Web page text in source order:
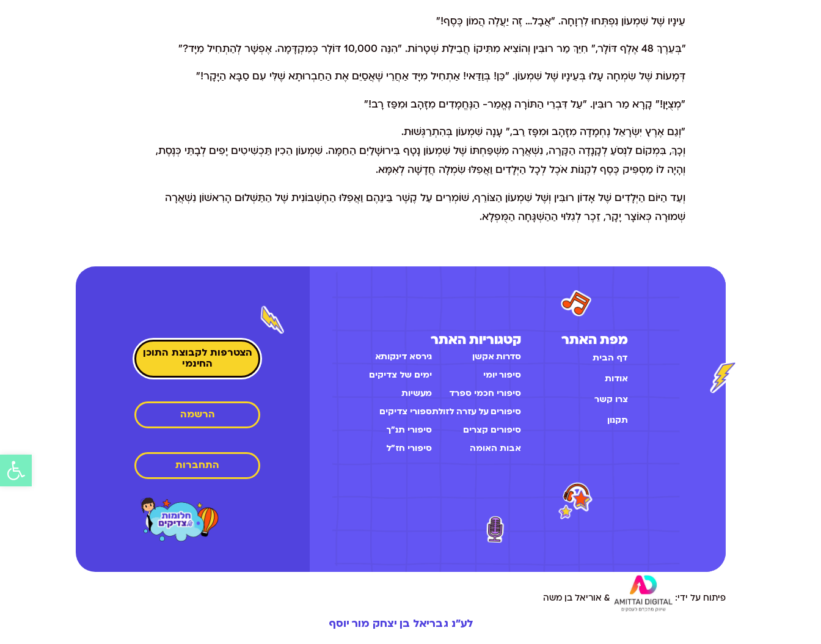
עֵינָיו שֶׁל שִׁמְעוֹן נִפְתְּחוּ לִרְוָחָה. "אֲבָל… זֶה יַעֲלֶה הֲמוֹן כֶּסֶף!"
"בְּעֵרֶךְ 48 אֶלֶף דּוֹלָר," חִיֵּךְ מַר רוּבִּין וְהוֹצִיא מִתִּיקוֹ חֲבִילַת שְׁטָרוֹת. "הִנֵּה 10,000 דּוֹלָר כְּמִקְדָּמָה. אֶפְשָׁר לְהַתְחִיל מִיָּד?"
דְּמָעוֹת שֶׁל שִׂמְחָה עָלוּ בְּעֵינָיו שֶׁל שִׁמְעוֹן. "כֵּן! בְּוַדַּאי! אַתְחִיל מִיָּד אַחֲרֵי שֶׁאֲסַיֵּם אֶת הַחַבְרוּתָא שֶׁלִּי עִם סַבָּא הַיָּקָר!"
"מְצֻיָּן!" קָרָא מַר רוּבִּין. "עַל דִּבְרֵי הַתּוֹרָה נֶאֱמַר- הַנֶּחֱמָדִים מִזָּהָב וּמִפַּז רָב!"
"וְגַם אֶרֶץ יִשְׂרָאֵל נֶחְמָדָה מִזָּהָב וּמִפָּז רַב," עָנָה שִׁמְעוֹן בְּהִתְרַגְּשׁוּת.
וְכָךְ, בִּמְקוֹם לִנְסֹעַ לְקָנָדָה הַקָּרָה, נִשְׁאֲרָה מִשְׁפַּחְתּוֹ שֶׁל שִׁמְעוֹן נָטָף בִּירוּשָׁלַיִם הַחַמָּה. שִׁמְעוֹן הֵכִין תַּכְשִׁיטִים יָפִים לְבָתֵּי כְּנֶסֶת,
וְהָיָה לוֹ מַסְפִּיק כֶּסֶף לִקְנוֹת אֹכֶל לְכָל הַיְּלָדִים וַאֲפִלּוּ שִׂמְלָה חֲדָשָׁה לְאִמָּא.
וְעַד הַיּוֹם הַיְּלָדִים שֶׁל אָדוֹן רוּבִּין וְשֶׁל שִׁמְעוֹן הַצּוֹרֵף, שׁוֹמְרִים עַל קֶשֶׁר בֵּינֵהֶם וַאֲפִלּוּ הַחֶשְׁבּוֹנִית שֶׁל הַתַּשְׁלוּם הָרִאשׁוֹן נִשְׁאֲרָה
שְׁמוּרָה כְּאוֹצָר יָקָר, זֵכֶר לְגִלּוּי הַהַשְׁגָּחָה הַמֻּפְלָא.
מפת האתר
דף הבית
אודות
צרו קשר
תקנון
קטגוריות האתר
סדרות אקשן
סיפור יומי
סיפורי חכמי ספרד
סיפורים על עזרה לזולת
סיפורים קצרים
אבות האומה
גירסא דינקותא
ימים של צדיקים
מעשיות
ספורי צדיקים
סיפורי תנ"ך
סיפורי חז״ל
הצטרפות לקבוצת התוכן
החינמי
הרשמה
התחברות
פיתוח על ידי: & אוריאל בן משה
לע״נ גבריאל בן יצחק מור יוסף